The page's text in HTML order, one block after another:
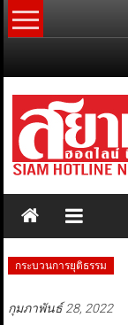
Skip
to
กระบวนการยุติธรรม
กุมภาพันธ์ 28, 2022